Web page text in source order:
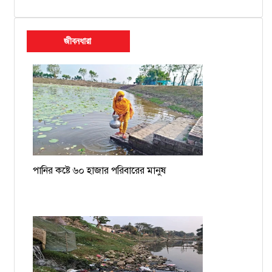
জীবনধারা
পানির কষ্টে ৬০ হাজার পরিবারের মানুষ